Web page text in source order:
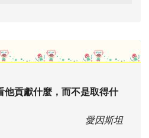
他貢獻什麼，而不是取得什
愛因斯坦